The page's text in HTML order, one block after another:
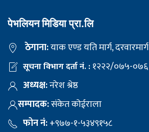
पेभलियन मिडिया प्रा.लि
ठेगाना:याक एण्ड यति मार्ग, दरवारमार्ग
सूचना विभाग दर्ता नं. :१२२२/०७५-०७६
अध्यक्ष:नरेश श्रेष्ठ
सम्पादक:संकेत कोईराला
फोन नं:+९७७-१-५३४९१५८